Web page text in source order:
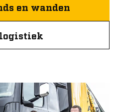
en wanden